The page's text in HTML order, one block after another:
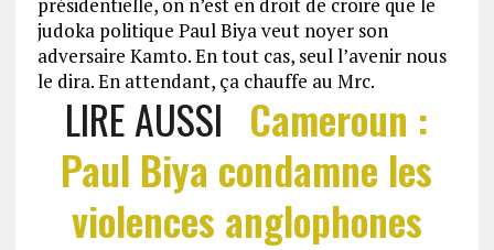
judoka politique Paul Biya veut noyer son
adversaire Kamto. En tout cas, seul l’avenir nous
le dira. En attendant, ça chauffe au Mrc.
LIRE AUSSI Cameroun :
Paul Biya condamne les
violences anglophones